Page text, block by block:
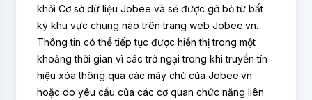
khỏi Cơ sở dữ liệu Jobee và sẽ được gỡ bỏ từ bất
kỳ khu vực chung nào trên trang web Jobee.vn.
Thông tin có thể tiếp tục được hiển thị trong một
khoảng thời gian vì các trở ngại trong khi truyền tín
hiệu xóa thông qua các máy chủ của Jobee.vn
hoặc do yêu cầu của các cơ quan chức năng liên